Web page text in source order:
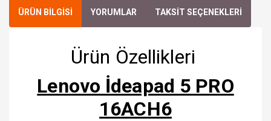
ÜRÜN BİLGİSİ YORUMLAR TAKSİT SEÇENEKLERİ
Ürün Özellikleri
Lenovo İdeapad 5 PRO
16ACH6